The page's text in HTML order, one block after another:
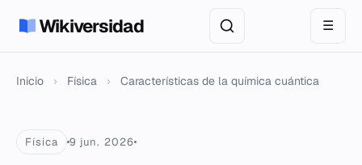
Wikiversidad ☰
Inicio › Física › Características de la química cuántica
Física 9 jun. 2026